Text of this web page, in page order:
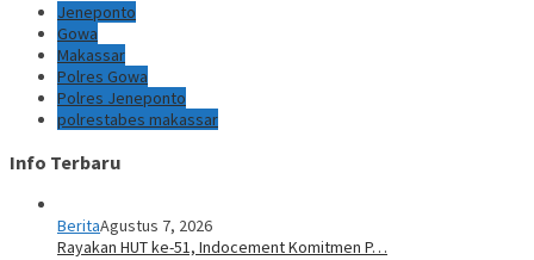
Jeneponto
Gowa
Makassar
Polres Gowa
Polres Jeneponto
polrestabes makassar
Info Terbaru
BeritaAgustus 7, 2026
Rayakan HUT ke-51, Indocement Komitmen P…